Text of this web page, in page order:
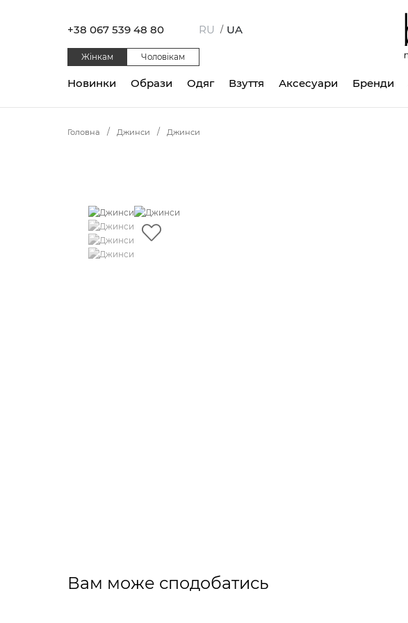
+38 067 539 48 80 RU / UA
Жінкам Чоловікам
Одяг Взуття Аксесуари
Новинки Образи Бренди
Головна Джинси Джинси
Вам може сподобатись